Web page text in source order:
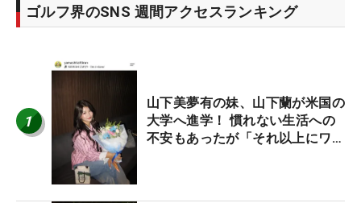
ゴルフ界のSNS 週間アクセスランキング
1
山下美夢有の妹、山下蘭が米国の
大学へ進学！ 慣れない生活への
不安もあったが「それ以上にワク